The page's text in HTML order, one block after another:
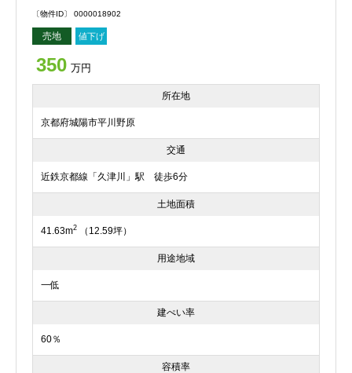
〔物件ID〕 0000018902
売地 値下げ
350 万円
所在地
京都府城陽市平川野原
交通
近鉄京都線「久津川」駅 徒歩6分
土地面積
41.63m2 （12.59坪）
用途地域
一低
建ぺい率
60％
容積率